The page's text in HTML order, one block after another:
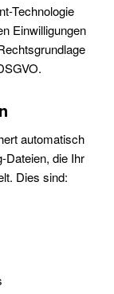
Technologie
Einwilligungen
automatisch
Dateien, die Ihr
Dies sind: